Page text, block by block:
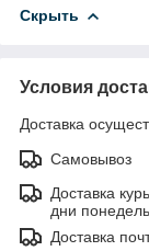
Скрыть
Условия
Доставка
Самовывоз
Доставка
дни
Доставка